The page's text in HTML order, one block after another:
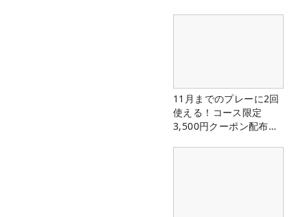
11月までのプレーに2回
使える！コース限定
3,500円クーポン配布